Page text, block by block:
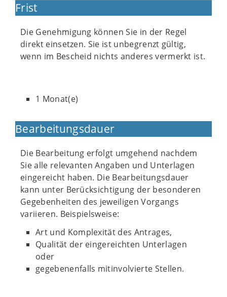
Frist
Die Genehmigung können Sie in der Regel
direkt einsetzen. Sie ist unbegrenzt gültig,
wenn im Bescheid nichts anderes vermerkt ist.
1 Monat(e)
Bearbeitungsdauer
Die Bearbeitung erfolgt umgehend nachdem
Sie alle relevanten Angaben und Unterlagen
eingereicht haben. Die Bearbeitungsdauer
kann unter Berücksichtigung der besonderen
Gegebenheiten des jeweiligen Vorgangs
variieren. Beispielsweise:
Art und Komplexität des Antrages,
Qualität der eingereichten Unterlagen
oder
gegebenenfalls mitinvolvierte Stellen.